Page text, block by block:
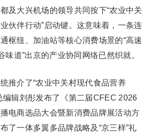
及大兴机场的领导共同按下“农业中关
伙伴行动”启动键。这意味着，一条连
枢纽、加油站等核心消费场景的“高速
味道”出京的产业协同网络已然织就。
推介了“农业中关村现代食品营养
编辑刘彤发布了《第二届CFEC 2026
电商选品大会暨新消费品牌展活动方
了一体多翼多品牌战略及“京三样”礼